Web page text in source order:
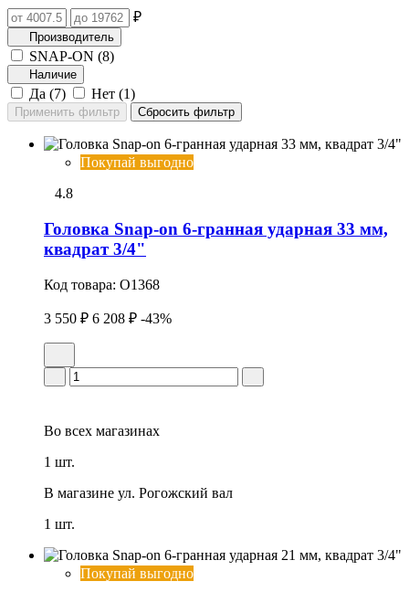
₽
Производитель
SNAP-ON (8)
Наличие
Да (7) Нет (1)
Покупай выгодно
4.8
Головка Snap-on 6-гранная ударная 33 мм,
квадрат 3/4"
Код товара: O1368
3 550 ₽ 6 208 ₽ -43%
Во всех магазинах
1 шт.
В магазине ул. Рогожский вал
1 шт.
Покупай выгодно